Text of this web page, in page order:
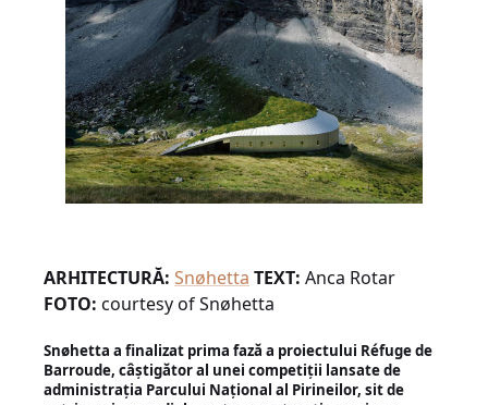
ARHITECTURĂ: Snøhetta TEXT: Anca Rotar
FOTO: courtesy of Snøhetta
Snøhetta a finalizat prima fază a proiectului Réfuge de
Barroude, câștigător al unei competiții lansate de
administrația Parcului Național al Pirineilor, sit de